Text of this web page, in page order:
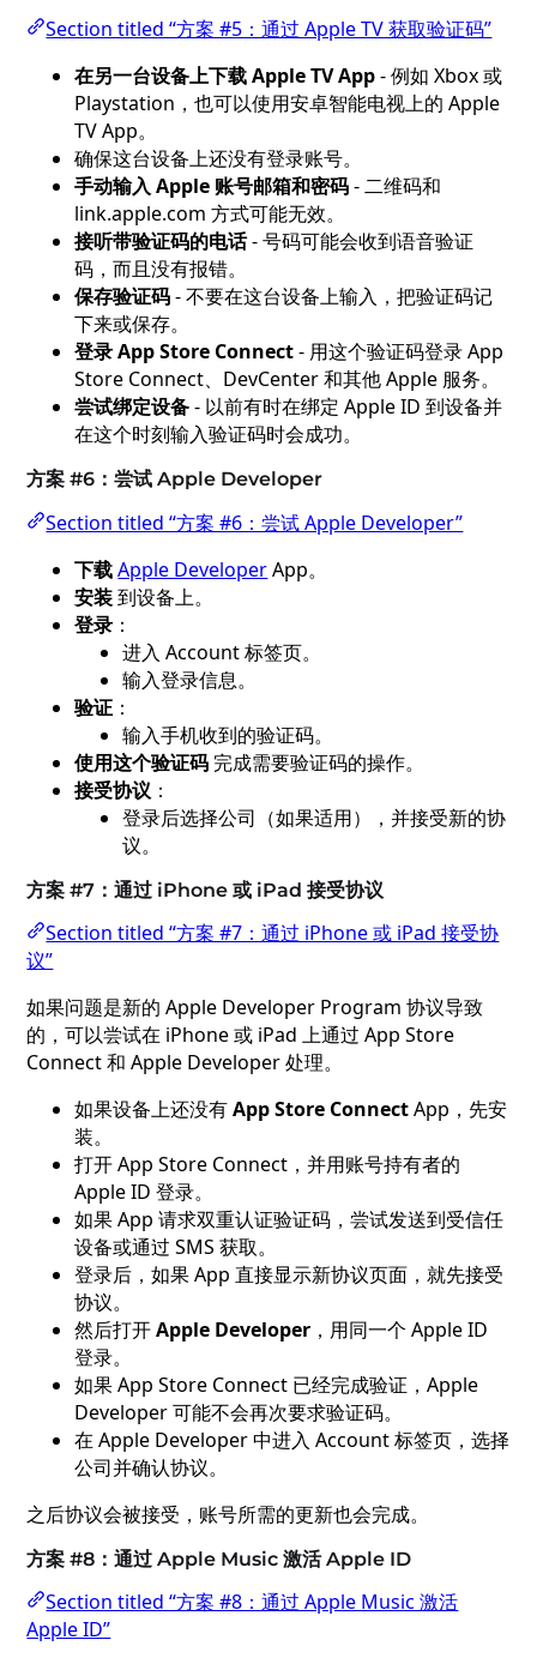
Section titled “方案 #5：通过 Apple TV 获取验证码”
在另一台设备上下载 Apple TV App- 例如 Xbox 或
Playstation，也可以使用安卓智能电视上的 Apple
TV App。
确保这台设备上还没有登录账号。
手动输入 Apple 账号邮箱和密码- 二维码和
link.apple.com 方式可能无效。
接听带验证码的电话- 号码可能会收到语音验证
码，而且没有报错。
保存验证码- 不要在这台设备上输入，把验证码记
下来或保存。
登录 App Store Connect- 用这个验证码登录 App
Store Connect、DevCenter 和其他 Apple 服务。
尝试绑定设备- 以前有时在绑定 Apple ID 到设备并
在这个时刻输入验证码时会成功。
方案 #6：尝试 Apple Developer
Section titled “方案 #6：尝试 Apple Developer”
下载 Apple DeveloperApp。
安装到设备上。
登录 ：
进入 Account 标签页。
输入登录信息。
验证 ：
输入手机收到的验证码。
使用这个验证码 完成需要验证码的操作。
接受协议 ：
登录后选择公司（如果适用），并接受新的协
议。
方案 #7：通过 iPhone 或 iPad 接受协议
Section titled “方案 #7：通过 iPhone 或 iPad 接受协
议”
如果问题是新的 Apple Developer Program 协议导致
的，可以尝试在 iPhone 或 iPad 上通过 App Store
Connect 和 Apple Developer 处理。
如果设备上还没有App Store ConnectApp，先安
装。
打开 App Store Connect，并用账号持有者的
Apple ID 登录。
如果 App 请求双重认证验证码，尝试发送到受信任
设备或通过 SMS 获取。
登录后，如果 App 直接显示新协议页面，就先接受
协议。
然后打开Apple Developer ，用同一个 Apple ID
登录。
如果 App Store Connect 已经完成验证，Apple
Developer 可能不会再次要求验证码。
在 Apple Developer 中进入 Account 标签页，选择
公司并确认协议。
之后协议会被接受，账号所需的更新也会完成。
方案 #8：通过 Apple Music 激活 Apple ID
Section titled “方案 #8：通过 Apple Music 激活
Apple ID”